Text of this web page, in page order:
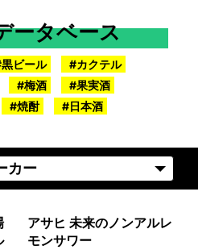
ータベース
黒ビール
カクテル
梅酒
果実酒
焼酎
日本酒
アサヒ 未来のノンアルレ
モンサワー